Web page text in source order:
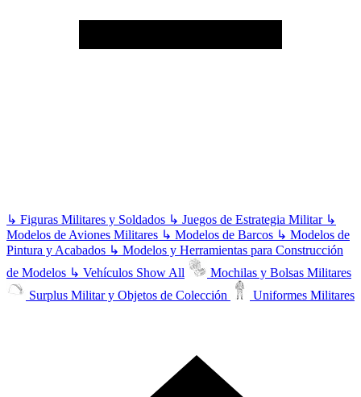
↳ Figuras Militares y Soldados ↳ Juegos de Estrategia Militar ↳
Modelos de Aviones Militares ↳ Modelos de Barcos ↳ Modelos de
Pintura y Acabados ↳ Modelos y Herramientas para Construcción
de Modelos ↳ Vehículos Show All
Mochilas y Bolsas Militares
Surplus Militar y Objetos de Colección
Uniformes Militares